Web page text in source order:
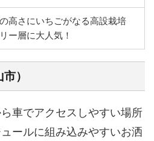
高さにいちごがなる高設栽培
ー層に大人気！
）
車でアクセスしやすい場所
ールに組み込みやすいお洒